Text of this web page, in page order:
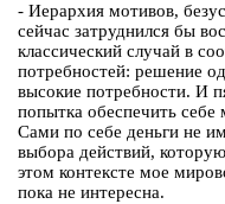
- Иерархия мотивов,
сейчас затруднился бы
классический случай в
потребностей: решение
высокие потребности. И
попытка обеспечить
Сами по себе деньги не
выбора действий,
этом контексте мое
пока не интересна.